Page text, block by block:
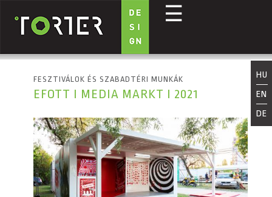
Ugrás a tartalomra
☰
HU
EN
DE
FESZTIVÁLOK ÉS SZABADTÉRI MUNKÁK
EFOTT I MEDIA MARKT I 2021